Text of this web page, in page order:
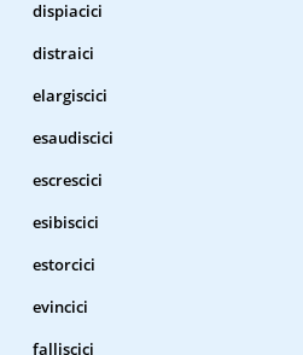
dispiacici
distraici
elargiscici
esaudiscici
escrescici
esibiscici
estorcici
evincici
falliscici